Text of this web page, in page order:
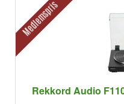
Medlemspris
Rekkord Audio